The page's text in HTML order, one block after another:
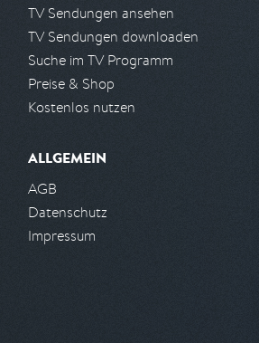
TV Sendungen ansehen
TV Sendungen downloaden
Suche im TV Programm
Preise & Shop
Kostenlos nutzen
ALLGEMEIN
AGB
Datenschutz
Impressum